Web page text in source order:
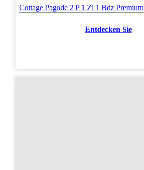
Cottage Pagode 2 P 1 Zi 1 Bdz Premium
Entdecken Sie